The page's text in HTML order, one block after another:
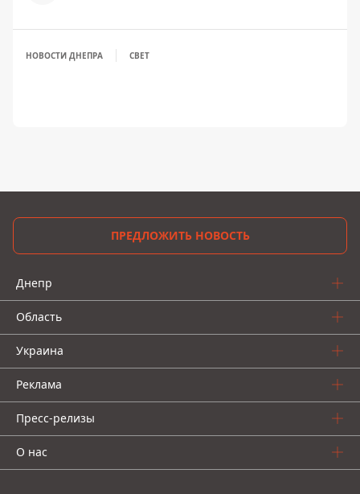
НОВОСТИ ДНЕПРА СВЕТ
ПРЕДЛОЖИТЬ НОВОСТЬ
Днепр
Область
Украина
Реклама
Пресс-релизы
О нас